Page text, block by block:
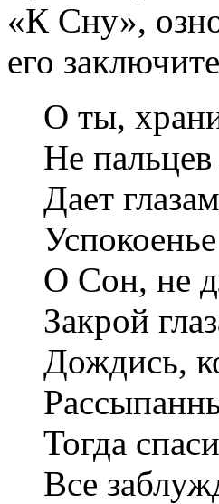
«К Сну»,
его
О ты,
Не
Дает
О Сон, не
Закрой
Дождись,
Тогда
Все